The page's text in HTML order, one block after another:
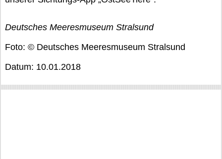
Deutsches Meeresmuseum Stralsund
Foto: © Deutsches Meeresmuseum Stralsund
Datum: 10.01.2018